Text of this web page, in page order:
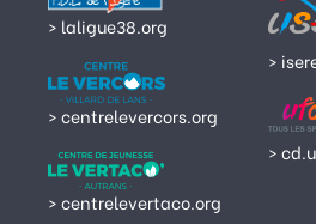
> laligue38.org
> centrelevercors.org
> centrelevertaco.org
>
>